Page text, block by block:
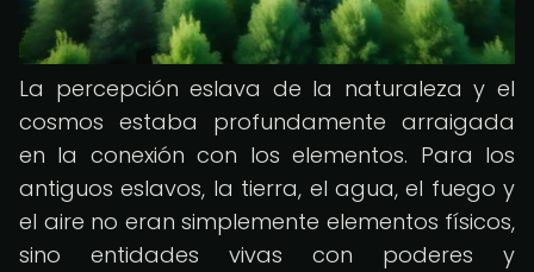
La percepción eslava de la naturaleza y el
cosmos estaba profundamente arraigada
en la conexión con los elementos. Para los
antiguos eslavos, la tierra, el agua, el fuego y
el aire no eran simplemente elementos físicos,
sino entidades vivas con poderes y